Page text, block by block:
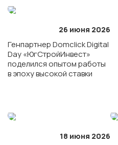
26 июня 2026
Генпартнер Domclick Digital
Day «ЮгСтройИнвест»
поделился опытом работы
в эпоху высокой ставки
18 июня 2026
ГК «ЮгСтройИнвест»